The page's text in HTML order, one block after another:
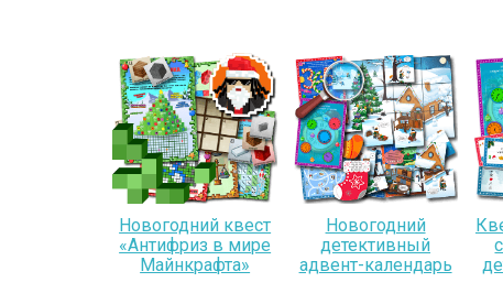
Новогодний квест
«Антифриз в мире
Майнкрафта»
Новогодний
детективный
адвент-календарь